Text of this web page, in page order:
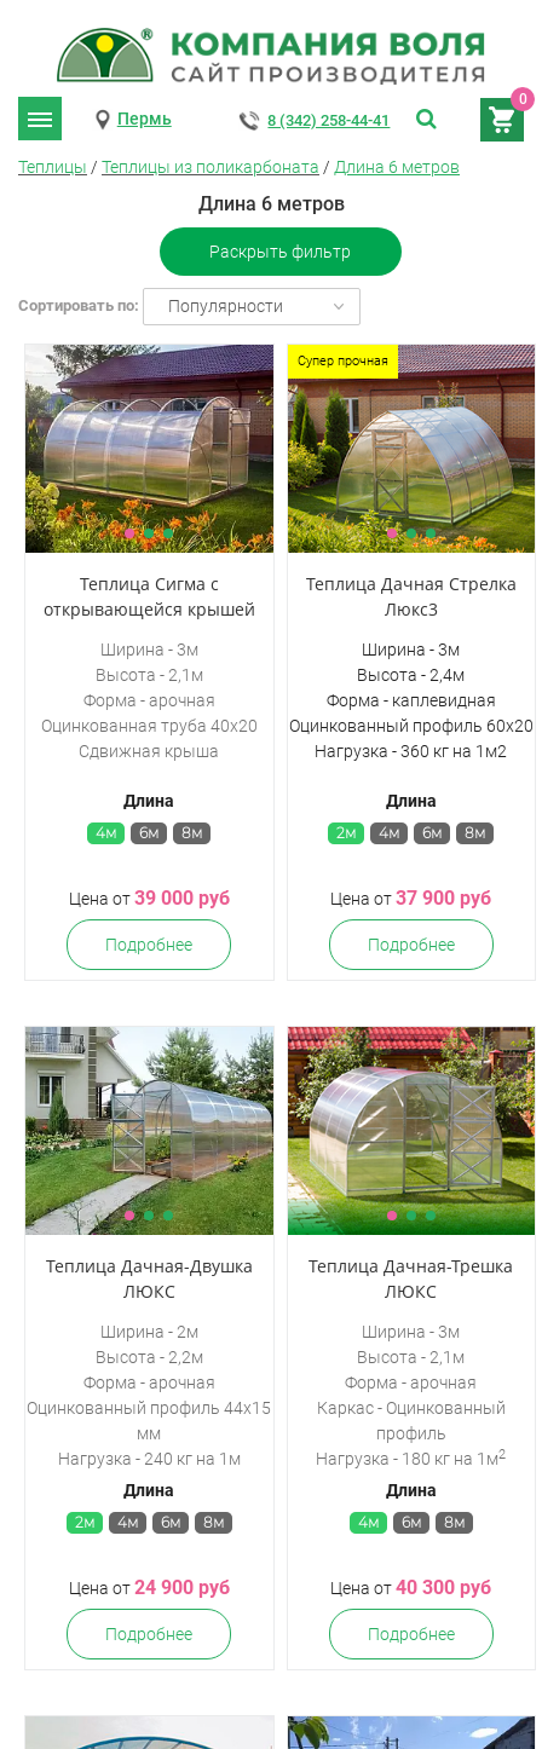
0
Пермь 8 (342) 258-44-41
Теплицы / Теплицы из поликарбоната / Длина 6 метров
Длина 6 метров
Раскрыть фильтр
Сортировать по: Популярности
Теплица Сигма с
открывающейся крышей
Ширина - 3м
Высота - 2,1м
Форма - арочная
Оцинкованная труба 40х20
Сдвижная крыша
Длина
4м 6м 8м
Цена от39 000 руб
Подробнее
Супер прочная
Теплица Дачная Стрелка
Люкс3
Ширина - 3м
Высота - 2,4м
Форма - каплевидная
Оцинкованный профиль 60х20
Нагрузка - 360 кг на 1м2
Длина
2м 4м 6м 8м
Цена от37 900 руб
Подробнее
Теплица Дачная-Двушка
ЛЮКС
Ширина - 2м
Высота - 2,2м
Форма - арочная
Оцинкованный профиль 44х15
мм
Нагрузка - 240 кг на 1м
Длина
2м 4м 6м 8м
Цена от24 900 руб
Подробнее
Теплица Дачная-Трешка
ЛЮКС
Ширина - 3м
Высота - 2,1м
Форма - арочная
Каркас - Оцинкованный
профиль
Нагрузка - 180 кг на 1м2
Длина
4м 6м 8м
Цена от40 300 руб
Подробнее